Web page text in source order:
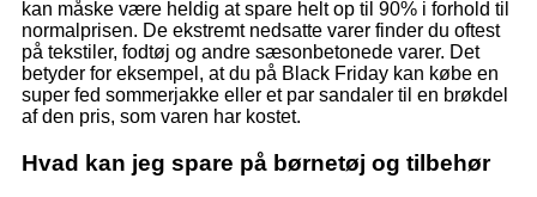
kan måske være heldig at spare helt op til 90% i forhold til
normalprisen. De ekstremt nedsatte varer finder du oftest
på tekstiler, fodtøj og andre sæsonbetonede varer. Det
betyder for eksempel, at du på Black Friday kan købe en
super fed sommerjakke eller et par sandaler til en brøkdel
af den pris, som varen har kostet.
Hvad kan jeg spare på børnetøj og tilbehør